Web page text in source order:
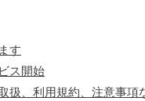
す
ス開始
扱、利用規約、注意事項